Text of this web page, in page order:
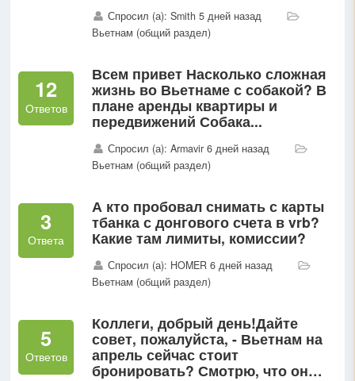
Вьетнаме...
Спросил (а): Smith 5 дней назад
Вьетнам (общий раздел)
12
Ответов
Всем привет Насколько сложная
жизнь во Вьетнаме с собакой? В
плане аренды квартиры и
передвижений Собака...
Спросил (а): Armavir 6 дней назад
Вьетнам (общий раздел)
3
Ответа
А кто пробовал снимать с карты
тбанка с донгового счета в vrb?
Какие там лимиты, комиссии?
Спросил (а): HOMER 6 дней назад
Вьетнам (общий раздел)
5
Ответов
Коллеги, добрый день!Дайте
совет, пожалуйста, - Вьетнам на
апрель сейчас стоит
бронировать? Смотрю, что он